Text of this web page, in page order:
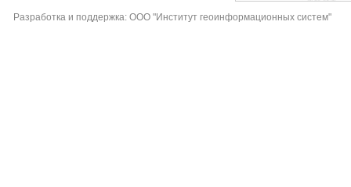
Разработка и поддержка: ООО "Институт геоинформационных систем"